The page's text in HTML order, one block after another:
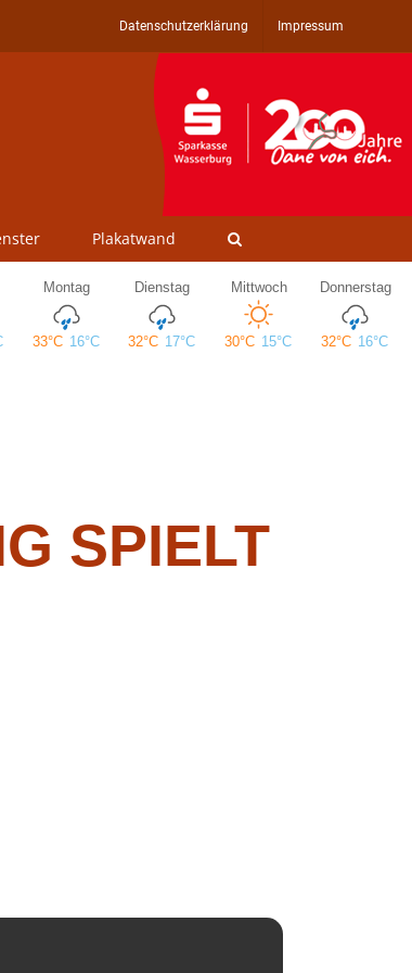
Datenschutzerklärung Impressum
Plakatwand
SPIELT